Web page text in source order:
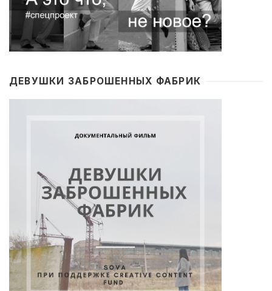
ДЕВУШКИ ЗАБРОШЕННЫХ ФАБРИК